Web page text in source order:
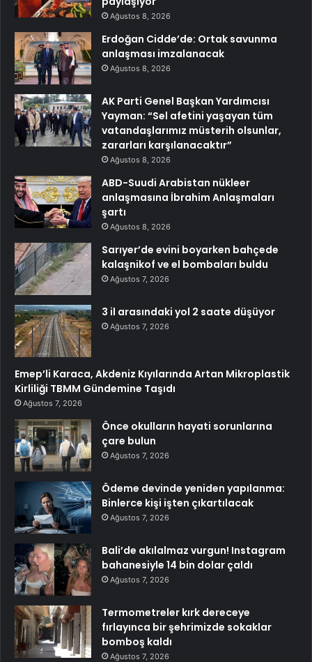
Ağustos 8, 2026
Erdoğan Cidde’de: Ortak savunma
anlaşması imzalanacak
Ağustos 8, 2026
AK Parti Genel Başkan Yardımcısı
Yayman: “Sel afetini yaşayan tüm
vatandaşlarımız müsterih olsunlar,
zararları karşılanacaktır”
Ağustos 8, 2026
ABD-Suudi Arabistan nükleer
anlaşmasına İbrahim Anlaşmaları
şartı
Ağustos 8, 2026
Sarıyer’de evini boyarken bahçede
kalaşnikof ve el bombaları buldu
Ağustos 7, 2026
3 il arasındaki yol 2 saate düşüyor
Ağustos 7, 2026
Emep’li Karaca, Akdeniz Kıyılarında Artan Mikroplastik
Kirliliği TBMM Gündemine Taşıdı
Ağustos 7, 2026
Önce okulların hayati sorunlarına
çare bulun
Ağustos 7, 2026
Ödeme devinde yeniden yapılanma:
Binlerce kişi işten çıkartılacak
Ağustos 7, 2026
Bali’de akılalmaz vurgun! Instagram
bahanesiyle 14 bin dolar çaldı
Ağustos 7, 2026
Termometreler kırk dereceye
fırlayınca bir şehrimizde sokaklar
bomboş kaldı
Ağustos 7, 2026